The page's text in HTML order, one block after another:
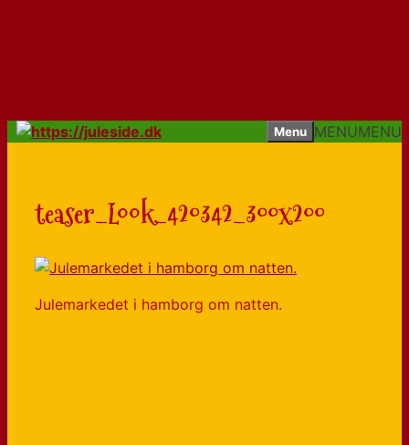
Menu MENUMENU
teaser_Look_420342_300x200
Julemarkedet i hamborg om natten.